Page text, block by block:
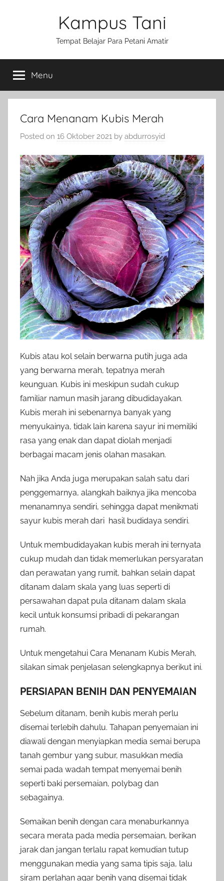
Kampus Tani
Tempat Belajar Para Petani Amatir
Menu
Cara Menanam Kubis Merah
Posted on 16 Oktober 2021 by abdurrosyid
Kubis atau kol selain berwarna putih juga ada
yang berwarna merah, tepatnya merah
keunguan. Kubis ini meskipun sudah cukup
familiar namun masih jarang dibudidayakan.
Kubis merah ini sebenarnya banyak yang
menyukainya, tidak lain karena sayur ini memiliki
rasa yang enak dan dapat diolah menjadi
berbagai macam jenis olahan masakan.
Nah jika Anda juga merupakan salah satu dari
penggemarnya, alangkah baiknya jika mencoba
menanamnya sendiri, sehingga dapat menikmati
sayur kubis merah dari hasil budidaya sendiri.
Untuk membudidayakan kubis merah ini ternyata
cukup mudah dan tidak memerlukan persyaratan
dan perawatan yang rumit, bahkan selain dapat
ditanam dalam skala yang luas seperti di
persawahan dapat pula ditanam dalam skala
kecil untuk konsumsi pribadi di pekarangan
rumah.
Untuk mengetahui Cara Menanam Kubis Merah,
silakan simak penjelasan selengkapnya berikut ini.
PERSIAPAN BENIH DAN PENYEMAIAN
Sebelum ditanam, benih kubis merah perlu
disemai terlebih dahulu. Tahapan penyemaian ini
diawali dengan menyiapkan media semai berupa
tanah gembur yang subur, masukkan media
semai pada wadah tempat menyemai benih
seperti baki persemaian, polybag dan
sebagainya.
Semaikan benih dengan cara menaburkannya
secara merata pada media persemaian, berikan
jarak dan jangan terlalu rapat kemudian tutup
menggunakan media yang sama tipis saja, lalu
siram perlahan agar benih yang disemai tidak